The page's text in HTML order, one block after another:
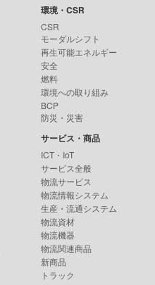
環境・CSR
CSR
モーダルシフト
再生可能エネルギー
安全
燃料
環境への取り組み
BCP
防災・災害
サービス・商品
ICT・IoT
サービス全般
物流サービス
物流情報システム
生産・流通システム
物流資材
物流機器
物流関連商品
新商品
トラック